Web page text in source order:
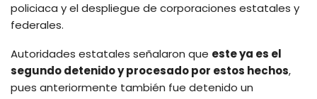
policiaca y el despliegue de corporaciones estatales y
federales.
Autoridades estatales señalaron que este ya es el
segundo detenido y procesado por estos hechos,
pues anteriormente también fue detenido un